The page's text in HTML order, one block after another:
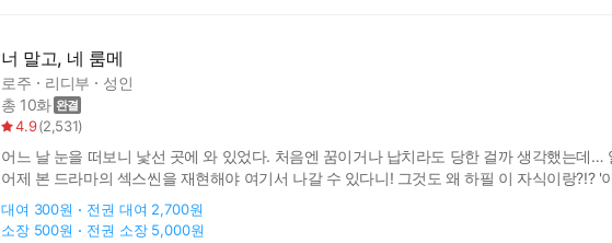
너 말고, 네 룸메
로주 리디부
성인
총 10화
4.9(2,531)
어느 날 눈을 떠보니 낯선 곳에 와 있었다. 처음엔 꿈이거나 납치라도 당한 걸까 생각했는데
어제 본 드라마의 섹스씬을 재현해야 여기서 나갈 수 있다니! 그것도 왜 하필 이 자식이랑?!?
"남친 말고 나랑 이러고 있는 거." "어쩔 수 없다기엔.. 너무 좋아하는데."
대여 300원 전권 대여 2,700원
소장 500원 전권 소장 5,000원